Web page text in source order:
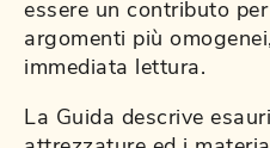
essere un contributo
argomenti più
immediata lettura.
La Guida descrive